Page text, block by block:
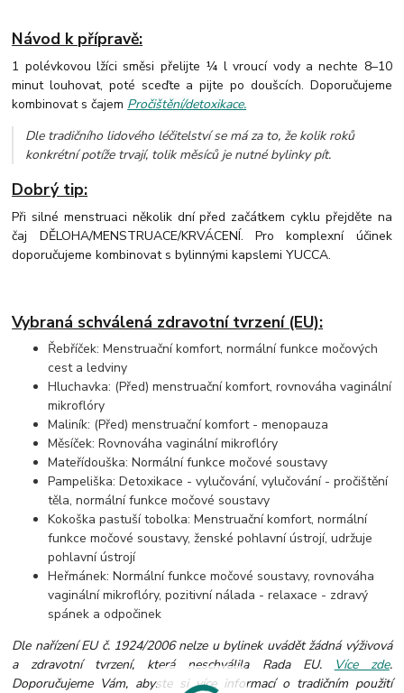
Návod k přípravě:
1 polévkovou lžíci směsi přelijte ¼ l vroucí vody a nechte 8–10
minut louhovat, poté sceďte a pijte po doušcích. Doporučujeme
kombinovat s čajem Pročištění/detoxikace.
Dle tradičního lidového léčitelství se má za to, že kolik roků
konkrétní potíže trvají, tolik měsíců je nutné bylinky pít.
Dobrý tip:
Při silné menstruaci několik dní před začátkem cyklu přejděte na
čaj DĚLOHA/MENSTRUACE/KRVÁCENÍ. Pro komplexní účinek
doporučujeme kombinovat s bylinnými kapslemi YUCCA.
Vybraná schválená zdravotní tvrzení (EU):
Řebříček: Menstruační komfort, normální funkce močových
cest a ledviny
Hluchavka: (Před) menstruační komfort, rovnováha vaginální
mikroflóry
Maliník: (Před) menstruační komfort - menopauza
Měsíček: Rovnováha vaginální mikroflóry
Mateřídouška: Normální funkce močové soustavy
Pampeliška: Detoxikace - vylučování, vylučování - pročištění
těla, normální funkce močové soustavy
Kokoška pastuší tobolka: Menstruační komfort, normální
funkce močové soustavy, ženské pohlavní ústrojí, udržuje
pohlavní ústrojí
Heřmánek: Normální funkce močové soustavy, rovnováha
vaginální mikroflóry, pozitivní nálada - relaxace - zdravý
spánek a odpočinek
Dle nařízení EU č. 1924/2006 nelze u bylinek uvádět žádná výživová
a zdravotní tvrzení, která neschválila Rada EU.
Více zde.
Doporučujeme Vám, abyste si více informací o tradičním použití